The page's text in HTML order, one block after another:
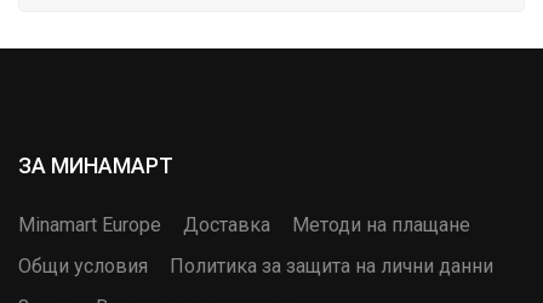
ЗА МИНАМАРТ
Minamart Europe Доставка
Методи на плащане
Общи условия
Политика за защита на лични данни